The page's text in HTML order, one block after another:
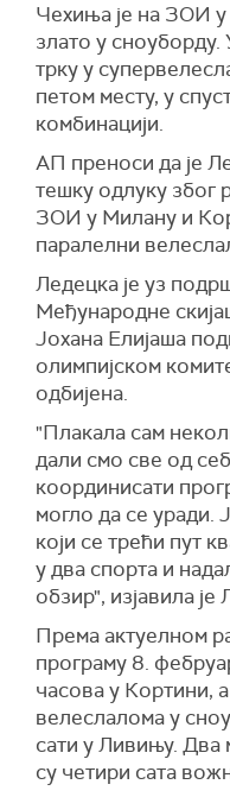
Чехиња је на ЗОИ
злато у
трку у
петом месту, у
комбинацији.
АП преноси да је
тешку одлуку због
ЗОИ у Милану и
паралелни
Ледецка је уз
Међународне
Јохана Елијаша
олимпијском
одбијена.
"Плакала сам
дали смо све од
координисати
могло да се уради.
који се трећи пут
у два спорта и
обзир", изјавила је
Према актуелном
програму 8.
часова у Кортини,
велеслалома у
сати у Ливињу. Два
су четири сата